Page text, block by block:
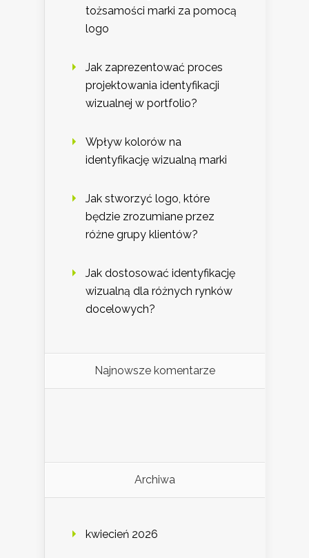
tożsamości marki za pomocą
logo
Jak zaprezentować proces
projektowania identyfikacji
wizualnej w portfolio?
Wpływ kolorów na
identyfikację wizualną marki
Jak stworzyć logo, które
będzie zrozumiane przez
różne grupy klientów?
Jak dostosować identyfikację
wizualną dla różnych rynków
docelowych?
Najnowsze komentarze
Archiwa
kwiecień 2026